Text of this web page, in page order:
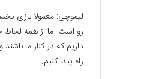
لیموچی: معمولا بازی‌
رو است. ما از همه لحاظ
داریم که در کنار ما
راه پیدا کنیم.